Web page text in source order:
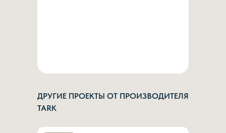
ДРУГИЕ ПРОЕКТЫ ОТ ПРОИЗВОДИТЕЛЯ
TARK